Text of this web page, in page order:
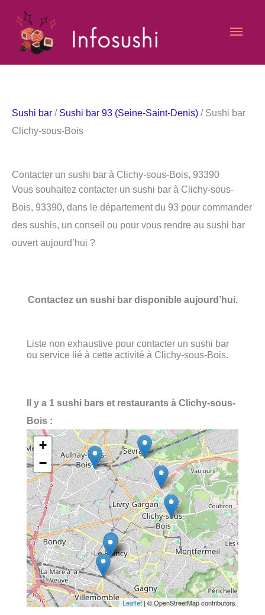
contenu
Sushi bar / Sushi bar 93 (Seine-Saint-Denis) / Sushi bar
Clichy-sous-Bois
Contacter un sushi bar à Clichy-sous-Bois, 93390
Vous souhaitez contacter un sushi bar à Clichy-sous-
Bois, 93390, dans le département du 93 pour commander
des sushis, un conseil ou pour vous rendre au sushi bar
ouvert aujourd’hui ?
Contactez un sushi bar disponible aujourd’hui.
Liste non exhaustive pour contacter un sushi bar
ou service lié à cette activité à Clichy-sous-Bois.
Il y a 1 sushi bars et restaurants à Clichy-sous-
Bois :
+
−
Leaflet| © OpenStreetMap contributors